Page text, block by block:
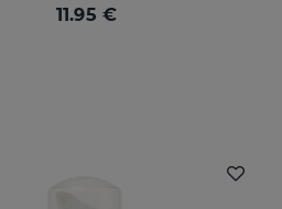
11.95 €